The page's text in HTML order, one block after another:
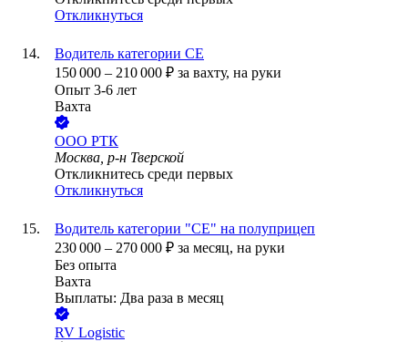
Откликнуться
Водитель категории СЕ
150 000 – 210 000 ₽ за вахту, на руки
Опыт 3-6 лет
Вахта
ООО РТК
Москва, р-н Тверской
Откликнитесь среди первых
Откликнуться
Водитель категории "СЕ" на полуприцеп
230 000 – 270 000 ₽ за месяц, на руки
Без опыта
Вахта
Выплаты: Два раза в месяц
RV Logistic